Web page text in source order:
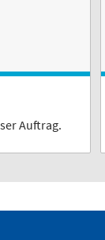
Auftrag.